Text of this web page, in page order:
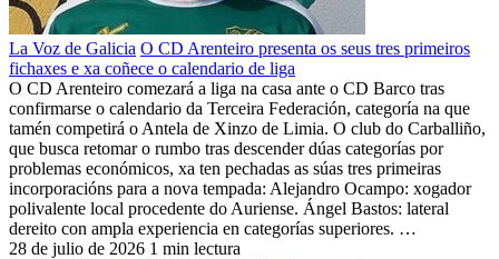
La Voz de Galicia O CD Arenteiro presenta os seus tres primeiros
fichaxes e xa coñece o calendario de liga
O CD Arenteiro comezará a liga na casa ante o CD Barco tras
confirmarse o calendario da Terceira Federación, categoría na que
tamén competirá o Antela de Xinzo de Limia. O club do Carballiño,
que busca retomar o rumbo tras descender dúas categorías por
problemas económicos, xa ten pechadas as súas tres primeiras
incorporacións para a nova tempada: Alejandro Ocampo: xogador
polivalente local procedente do Auriense. Ángel Bastos: lateral
dereito con ampla experiencia en categorías superiores. …
28 de julio de 2026 1 min lectura